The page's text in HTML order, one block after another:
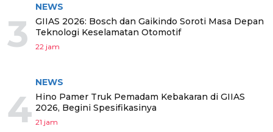
3
NEWS
GIIAS 2026: Bosch dan Gaikindo Soroti Masa Depan
Teknologi Keselamatan Otomotif
22 jam
4
NEWS
Hino Pamer Truk Pemadam Kebakaran di GIIAS
2026, Begini Spesifikasinya
21 jam